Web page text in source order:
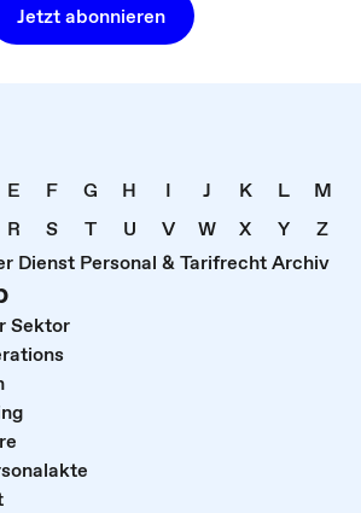
Jetzt abonnieren
E F G H I J K L
M
R S T U V W X Y
Z
Dienst Personal & Tarifrecht Archiv
Sektor